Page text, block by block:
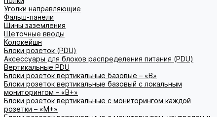
Уголки направляющие
Фальш-панели
Шины заземления
Щеточные вводы
Колокейшн
Блоки розеток (PDU)
Аксессуары для блоков распределения питания (PDU)
Вертикальные PDU
Блоки розеток вертикальные базовые – «В»
Блоки розеток вертикальные базовый с локальным
мониторингом – «В+»
Блоки розеток вертикальные с мониторингом каждой
розетки – «М+»